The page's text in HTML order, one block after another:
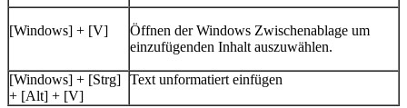
[Windows] + [V]
Öffnen der Windows Zwischenablage um
einzufügenden Inhalt auszuwählen.
[Windows] + [Strg]
+ [Alt] + [V]
Text unformatiert einfügen